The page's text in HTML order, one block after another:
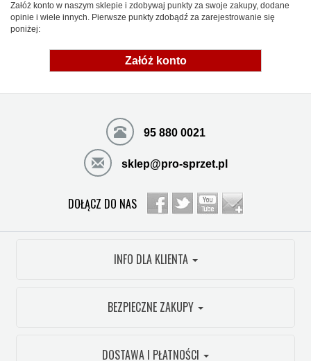
Załóż konto w naszym sklepie i zdobywaj punkty za swoje zakupy, dodane
opinie i wiele innych. Pierwsze punkty zdobądź za zarejestrowanie się
poniżej:
Załóż konto
95 880 0021
sklep@pro-sprzet.pl
DOŁĄCZ DO NAS
INFO DLA KLIENTA
BEZPIECZNE ZAKUPY
DOSTAWA I PŁATNOŚCI